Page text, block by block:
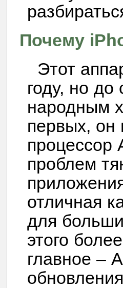
Почему
Этот
году, но до
народным
первых,
процессор
проблем
отличная
для
этого
главное –